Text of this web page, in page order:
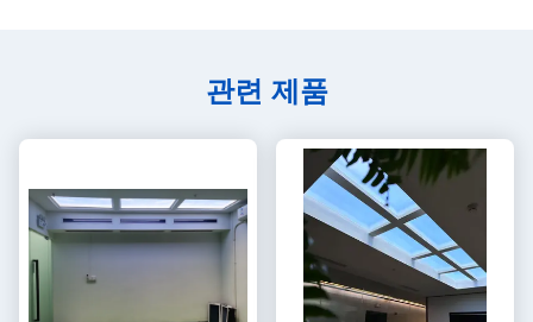
관련 제품